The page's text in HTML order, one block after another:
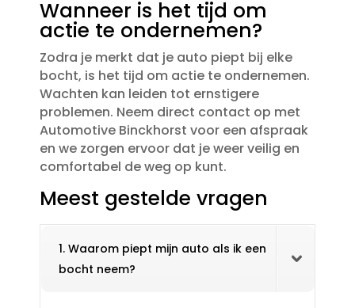
Wanneer is het tijd om
actie te ondernemen?
Zodra je merkt dat je auto piept bij elke
bocht, is het tijd om actie te ondernemen.​
Wachten kan leiden tot ernstigere
problemen.​ Neem direct contact op met
Automotive Binckhorst voor een afspraak
en we zorgen ervoor dat je weer veilig en
comfortabel de weg op kunt.​
Meest gestelde vragen
1. Waarom piept mijn auto als ik een
bocht neem?